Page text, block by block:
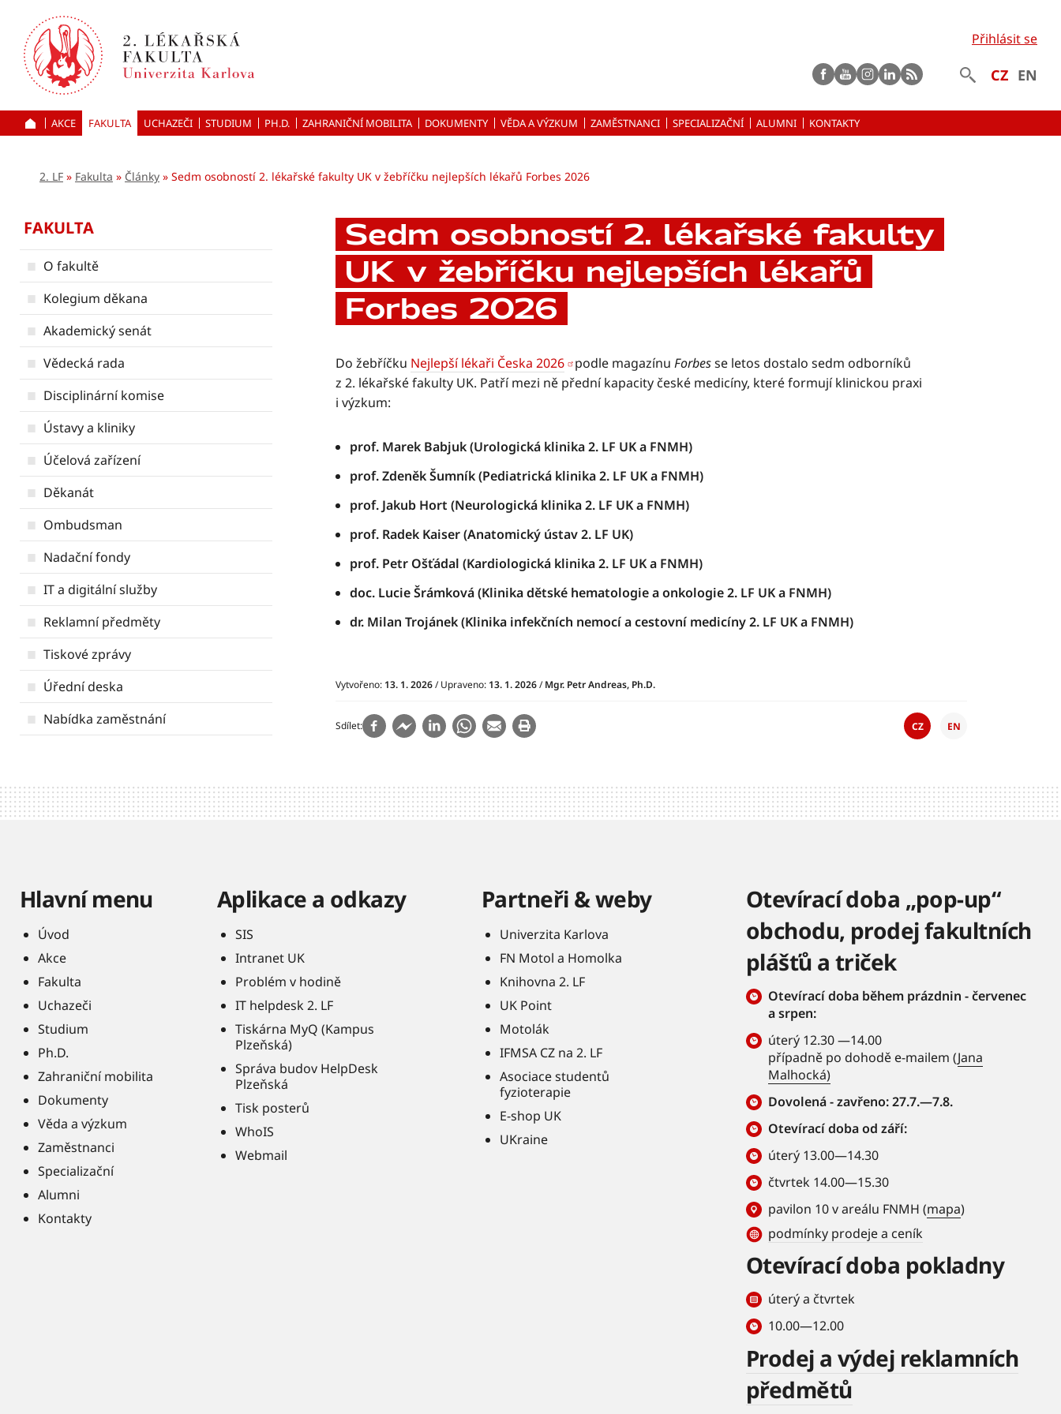
k hlavnímu
obsahu
Přihlásit se
CZ EN
ÚVOD
AKCE FAKULTA UCHAZEČI STUDIUM PH.D. ZAHRANIČNÍ MOBILITA DOKUMENTY VĚDA A VÝZKUM ZAMĚSTNANCI SPECIALIZAČNÍ ALUMNI KONTAKTY
Facebook
Youtubeinstagram
LinkedIn
rss
2. LF Fakulta Články Sedm osobností 2. lékařské fakulty UK v žebříčku nejlepších lékařů Forbes 2026
FAKULTA
O fakultě
Kolegium děkana
Akademický senát
Vědecká rada
Disciplinární komise
Ústavy a kliniky
Účelová zařízení
Děkanát
Ombudsman
Nadační fondy
IT a digitální služby
Reklamní předměty
Tiskové zprávy
Úřední deska
Nabídka zaměstnání
Sedm osobností 2. lékařské fakulty
UK v žebříčku nejlepších lékařů
Forbes 2026
Do žebříčku Nejlepší lékaři Česka 2026 podle magazínu Forbesse letos dostalo sedm odborníků
z 2. lékařské fakulty UK. Patří mezi ně přední kapacity české medicíny, které formují klinickou praxi
i výzkum:
prof. Marek Babjuk (Urologická klinika 2. LF UK a FNMH)
prof. Zdeněk Šumník (Pediatrická klinika 2. LF UK a FNMH)
prof. Jakub Hort (Neurologická klinika 2. LF UK a FNMH)
prof. Radek Kaiser (Anatomický ústav 2. LF UK)
prof. Petr Ošťádal (Kardiologická klinika 2. LF UK a FNMH)
doc. Lucie Šrámková (Klinika dětské hematologie a onkologie 2. LF UK a FNMH)
dr. Milan Trojánek (Klinika infekčních nemocí a cestovní medicíny 2. LF UK a FNMH)
Vytvořeno: 13. 1. 2026/ Upraveno: 13. 1. 2026/Mgr. Petr Andreas, Ph.D.
Sdílet CZ EN
Hlavní menu
Úvod
Akce
Fakulta
Uchazeči
Studium
Ph.D.
Zahraniční mobilita
Dokumenty
Věda a výzkum
Zaměstnanci
Specializační
Alumni
Kontakty
Aplikace a odkazy
SIS
Intranet UK
Problém v hodině
IT helpdesk 2. LF
Tiskárna MyQ (Kampus
Plzeňská)
Správa budov HelpDesk
Plzeňská
Tisk posterů
WhoIS
Webmail
Partneři & weby
Univerzita Karlova
FN Motol a Homolka
Knihovna 2. LF
UK Point
Motolák
IFMSA CZ na 2. LF
Asociace studentů
fyzioterapie
E-shop UK
UKraine
Otevírací doba „pop-up“
obchodu, prodej fakultních
plášťů a triček
Otevírací doba během prázdnin - červenec
a srpen:
úterý 12.30 —14.00
případně po dohodě e-mailem (Jana
Malhocká)
Dovolená - zavřeno: 27.7.—7.8.
Otevírací doba od září:
úterý 13.00—14.30
čtvrtek 14.00—15.30
pavilon 10 v areálu FNMH (mapa)
podmínky prodeje a ceník
Otevírací doba pokladny
úterý a čtvrtek
10.00—12.00
Prodej a výdej reklamních
předmětů